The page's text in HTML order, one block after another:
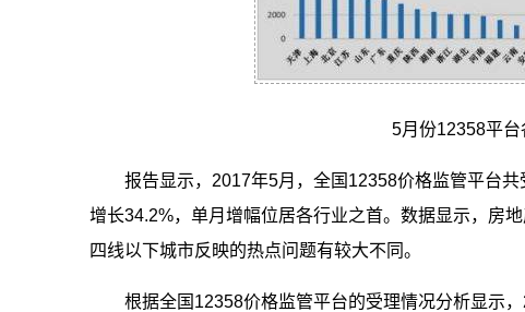
5月份12358平
报告显示，2017年5月，全国12358价格监管平台
增长34.2%，单月增幅位居各行业之首。数据显示，房
四线以下城市反映的热点问题有较大不同。
根据全国12358价格监管平台的受理情况分析显示